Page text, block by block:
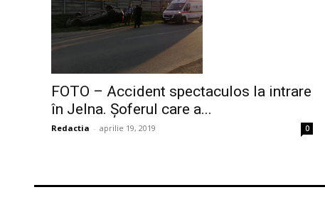
FOTO – Accident spectaculos la intrare
în Jelna. Șoferul care a...
Redactia - aprilie 19, 2019 0